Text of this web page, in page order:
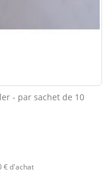
- par sachet de 10
€ d'achat